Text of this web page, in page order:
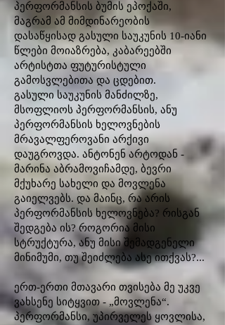
პერფორმანსის ბუმის ეპოქაში,
მაგრამ ამ მიმდინარეობის
დასაწყისად გასული საუკუნის 10-იანი
წლები მოიაზრება, კაბარეებში
არტისტთა ფუტურისტული
გამოსვლებითა და ცდებით.
გასული საუკუნის მანძილზე,
მსოფლიოს პერფორმანსის, ანუ
პერფორმანსის ხელოვნების
მრავალფეროვანი არქივი
დაუგროვდა. ანტონენ არტოდან -
მარინა აბრამოვიჩამდე, ბევრი
მქუხარე სახელი და მოვლენა
გაიელვებს. და მაინც, რა არის
პერფორმანსის ხელოვნება? რისგან
შედგება ის? როგორია მისი
სტრუქტურა, ანუ მისი შემადგენელი
მინიმუმი, თუ შეიძლება ასე ითქვას?...
ერთ-ერთი მთავარი თვისება მე უკვე
ვახსენე სიტყვით - „მოვლენა“.
პერფორმანსი, უპირველეს ყოვლისა,